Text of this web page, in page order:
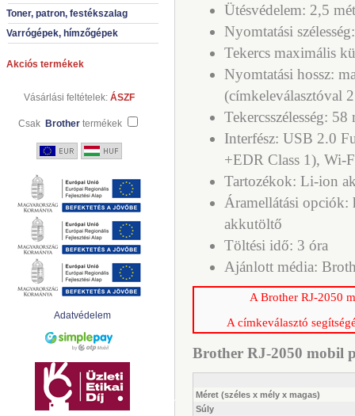
Toner, patron, festékszalag
Varrógépek, hímzőgépek
Akciós termékek
Vásárlási feltételek: ÁSZF
Csak Brother termékek
Adatvédelem
Ütésvédelem: 2,5
Nyomtatási
Tekercs maximális
Nyomtatási hossz:
(címkeleválasztóval
Tekercsszélesség: 58
Interfész: USB 2.0
+EDR Class 1), Wi-
Tartozékok: Li-ion
Áramellátási opciók:
akkutöltő
Töltési idő: 3 óra
Ajánlott média:
A Brother RJ-2050
A címkeválasztó
Brother RJ-2050 mobil
Méret (széles x mély x magas)
Súly